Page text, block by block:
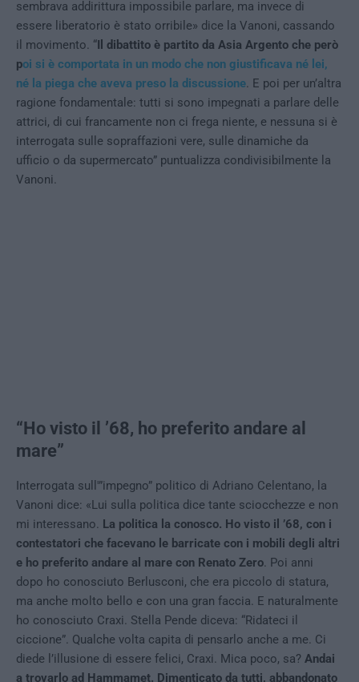
sembrava addirittura impossibile parlare, ma invece di
essere liberatorio è stato orribile» dice la Vanoni, cassando
il movimento. “Il dibattito è partito da Asia Argento che però
poi si è comportata in un modo che non giustificava né lei,
né la piega che aveva preso la discussione. E poi per un’altra
ragione fondamentale: tutti si sono impegnati a parlare delle
attrici, di cui francamente non ci frega niente, e nessuna si è
interrogata sulle sopraffazioni vere, sulle dinamiche da
ufficio o da supermercato” puntualizza condivisibilmente la
Vanoni.
“Ho visto il ’68, ho preferito andare al
mare”
Interrogata sull'”impegno” politico di Adriano Celentano, la
Vanoni dice: «Lui sulla politica dice tante sciocchezze e non
mi interessano. La politica la conosco. Ho visto il ’68, con i
contestatori che facevano le barricate con i mobili degli altri
e ho preferito andare al mare con Renato Zero. Poi anni
dopo ho conosciuto Berlusconi, che era piccolo di statura,
ma anche molto bello e con una gran faccia. E naturalmente
ho conosciuto Craxi. Stella Pende diceva: “Ridateci il
ciccione”. Qualche volta capita di pensarlo anche a me. Ci
diede l’illusione di essere felici, Craxi. Mica poco, sa? Andai
a trovarlo ad Hammamet. Dimenticato da tutti, abbandonato